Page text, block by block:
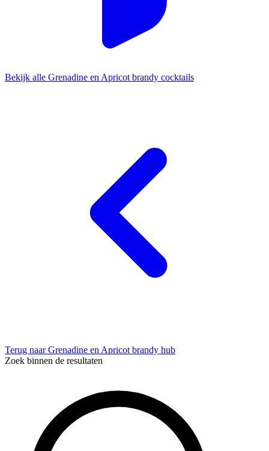
Bekijk alle Grenadine en Apricot brandy cocktails
Terug naar Grenadine en Apricot brandy hub
Zoek binnen de resultaten